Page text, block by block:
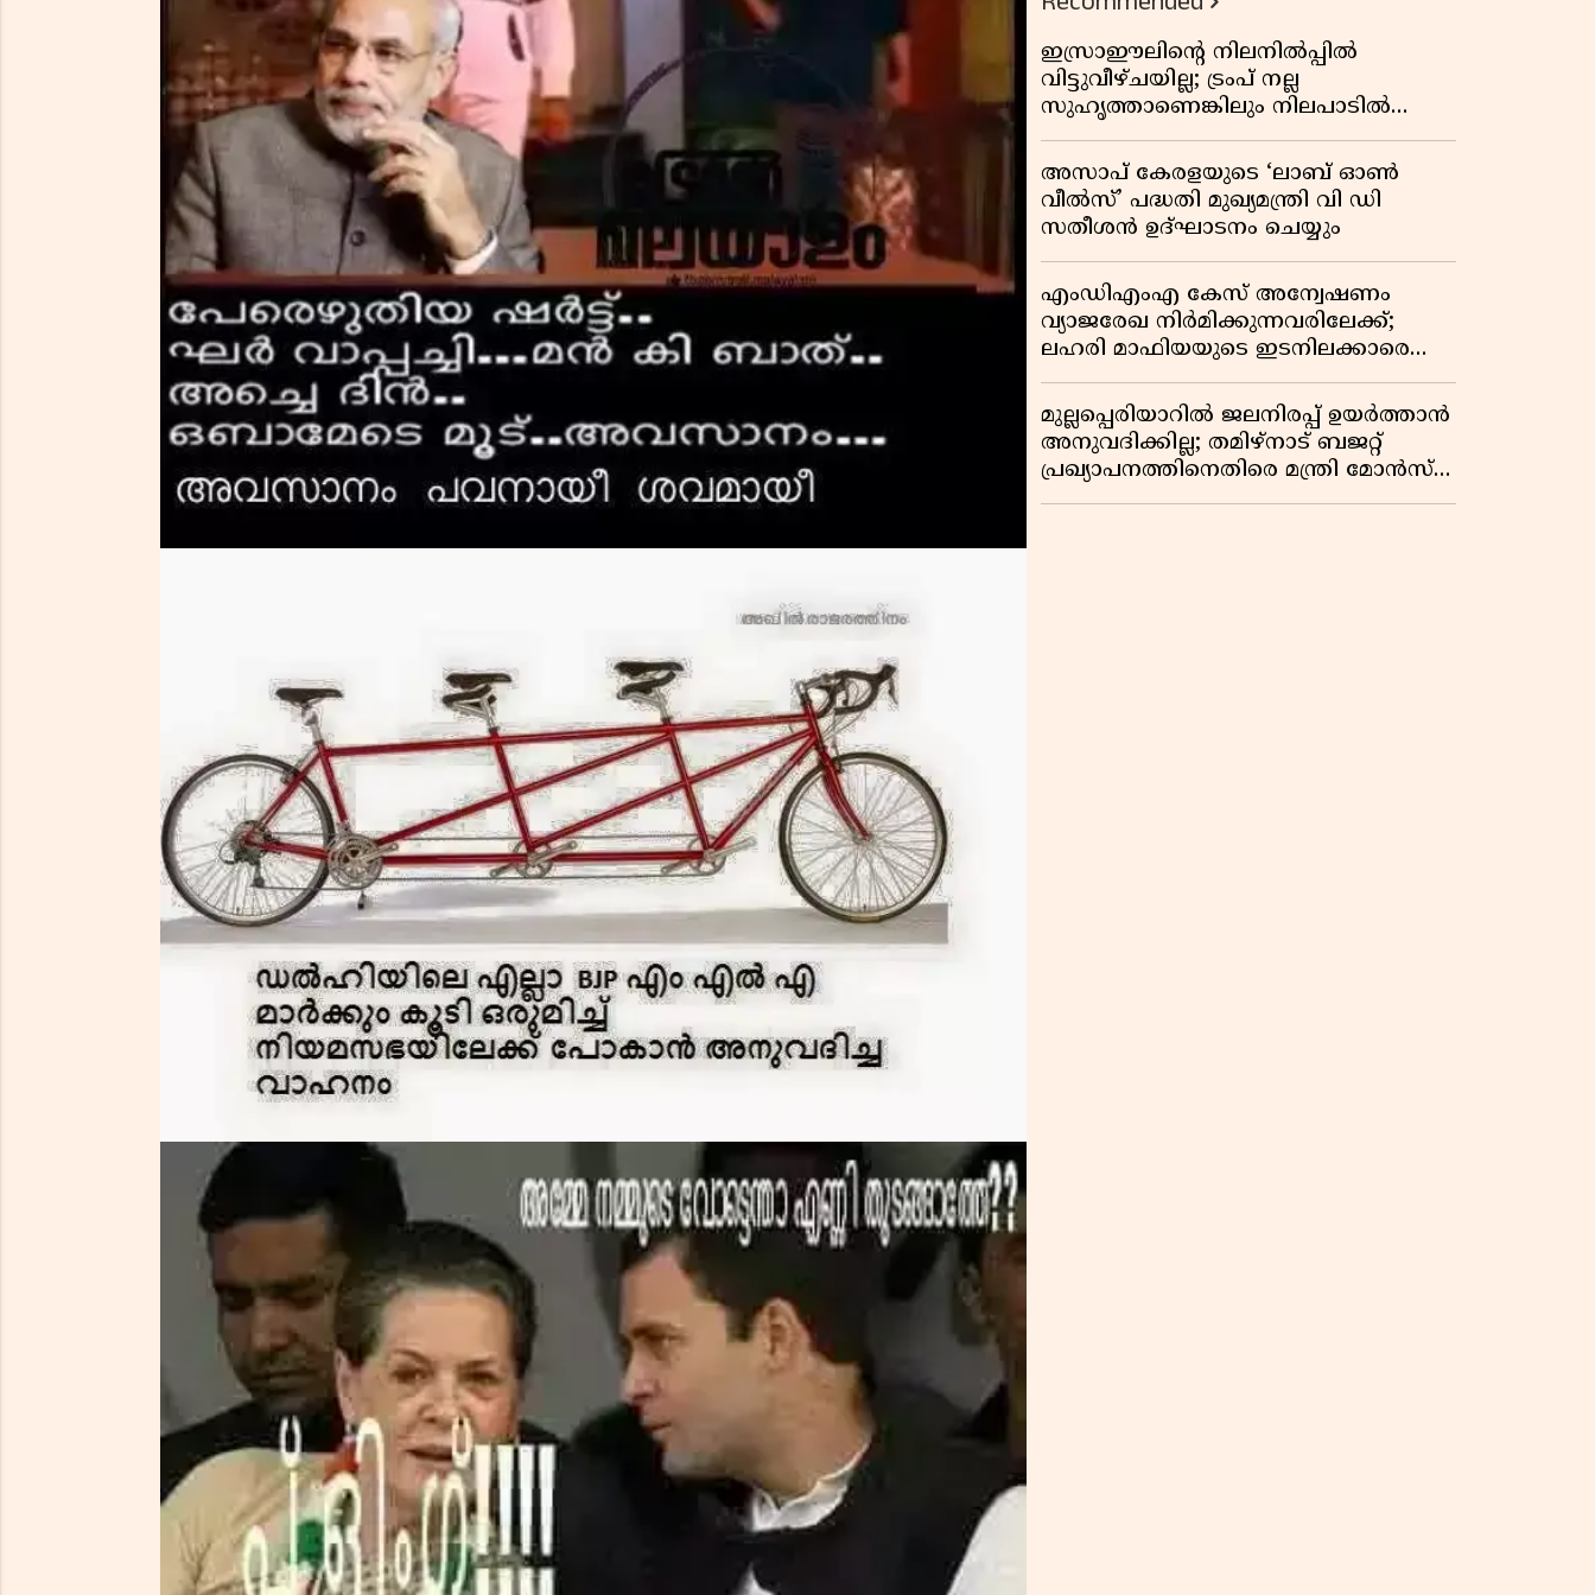
ഇസ്രാഈലിന്റെ നിലനിൽപ്പിൽ
വിട്ടുവീഴ്ചയില്ല; ട്രംപ് നല്ല
സുഹൃത്താണെങ്കിലും നിലപാടിൽ
മാറ്റമില്ലെന്ന് നെതന്യാഹു; ഹോർമുസ്
പാതയിൽ ഇറാൻ-ഒമാൻ ധാരണ,
തടസ്സമായി യുഎസ് ഭീഷണി
അസാപ് കേരളയുടെ ‘ലാബ് ഓൺ
വീൽസ്’ പദ്ധതി മുഖ്യമന്ത്രി വി ഡി
സതീശൻ ഉദ്ഘാടനം ചെയ്യും
എംഡിഎംഎ കേസ് അന്വേഷണം
വ്യാജരേഖ നിർമിക്കുന്നവരിലേക്ക്;
ലഹരി മാഫിയയുടെ ഇടനിലക്കാരെ
കുടുക്കി കണ്ണൂർ സിറ്റി പൊലീസ്
മുല്ലപ്പെരിയാറിൽ ജലനിരപ്പ് ഉയർത്താൻ
അനുവദിക്കില്ല; തമിഴ്നാട് ബജറ്റ്
പ്രഖ്യാപനത്തിനെതിരെ മന്ത്രി മോൻസ്
ജോസഫ്